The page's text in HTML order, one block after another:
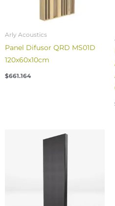
Arly Acoustics
Panel Difusor QRD MS01D
120x60x10cm
$661.164